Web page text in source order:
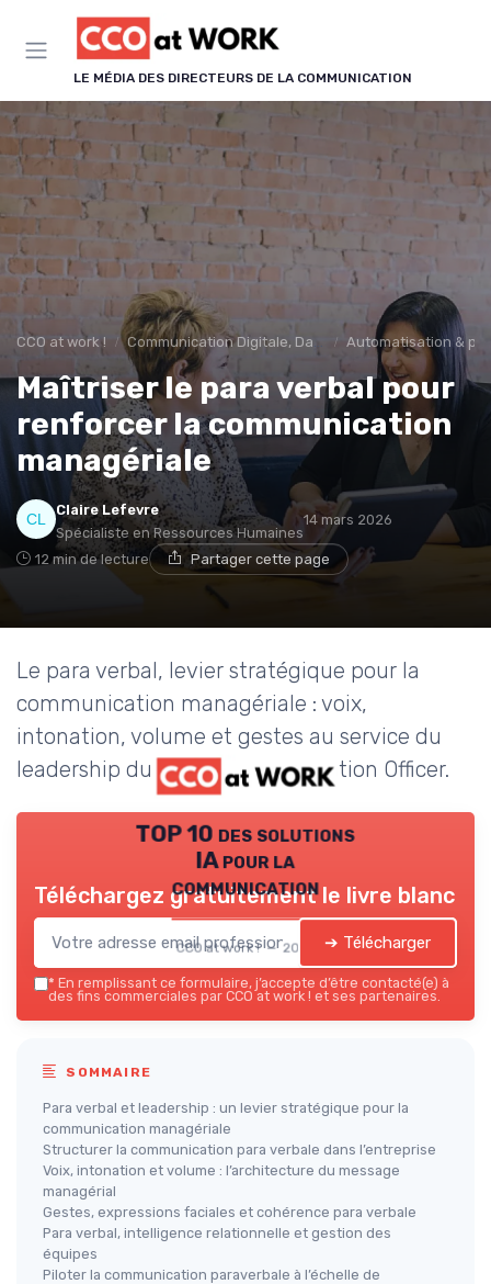
LE MÉDIA DES DIRECTEURS DE LA COMMUNICATION
CCO at work ! Communication Digitale, Data & IA Automatisation &
Maîtriser le para verbal pour
renforcer la communication
managériale
Claire Lefevre
Spécialiste en Ressources Humaines
14 mars 2026
12 min de lecture Partager cette page
Le para verbal, levier stratégique pour la
communication managériale : voix,
intonation, volume et gestes au service du
leadership du Chief Communication Officer.
TOP 10 des solutions
IA pour la
communication
CCO at work ! — 2026
Téléchargez gratuitement le livre blanc
➔ Télécharger
* En remplissant ce formulaire, j’accepte d’être contacté(e) à
des fins commerciales par CCO at work ! et ses partenaires.
SOMMAIRE
Para verbal et leadership : un levier stratégique pour la
communication managériale
Structurer la communication para verbale dans l’entreprise
Voix, intonation et volume : l’architecture du message
managérial
Gestes, expressions faciales et cohérence para verbale
Para verbal, intelligence relationnelle et gestion des
équipes
Piloter la communication paraverbale à l’échelle de
Panneau de gestion des cookies